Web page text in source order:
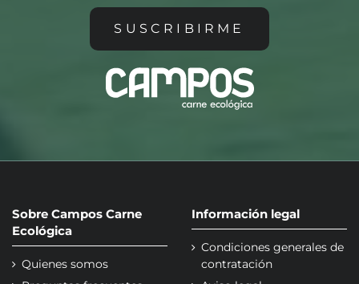
SUSCRIBIRME
Sobre Campos Carne
Ecológica
Quienes somos
Información legal
Condiciones generales de
contratación